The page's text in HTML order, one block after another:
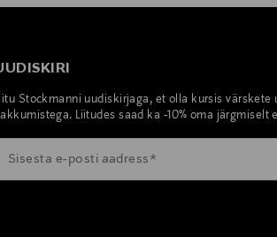
Stockmanni uudiskirjaga, et olla kursis värskete
Liitudes saad ka -10% oma järgmiselt